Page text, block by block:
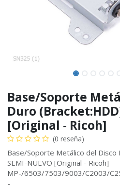
Base/Soporte
Duro
[Original - Ricoh]
(0 reseña)
Base/Soporte Metálico del Disco
SEMI-NUEVO [Original - Ricoh]
MP-/6503/7503/9003/C2003/
-